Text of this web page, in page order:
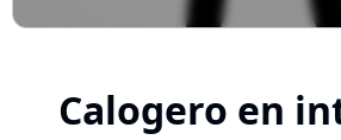
Calogero en